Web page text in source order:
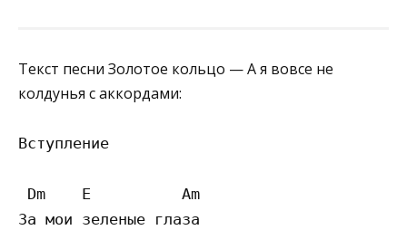
Текст песни Золотое кольцо — А я вовсе не
колдунья с аккордами:
Вступление
Dm    E          Am
За мои зеленые глаза